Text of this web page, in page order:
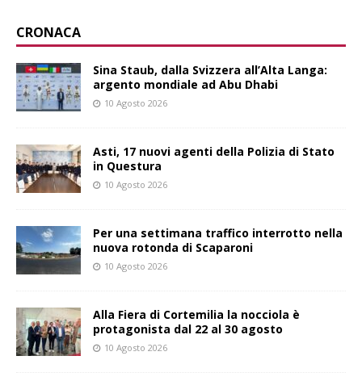
CRONACA
Sina Staub, dalla Svizzera all’Alta Langa:
argento mondiale ad Abu Dhabi
10 Agosto 2026
Asti, 17 nuovi agenti della Polizia di Stato
in Questura
10 Agosto 2026
Per una settimana traffico interrotto nella
nuova rotonda di Scaparoni
10 Agosto 2026
Alla Fiera di Cortemilia la nocciola è
protagonista dal 22 al 30 agosto
10 Agosto 2026